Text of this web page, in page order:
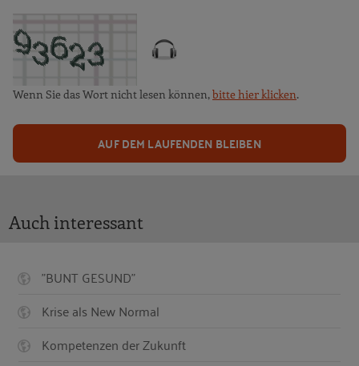
Wenn Sie das Wort nicht lesen können,bitte hier klicken.
AUF DEM LAUFENDEN BLEIBEN
Auch interessant
"BUNT GESUND"
Krise als New Normal
Kompetenzen der Zukunft